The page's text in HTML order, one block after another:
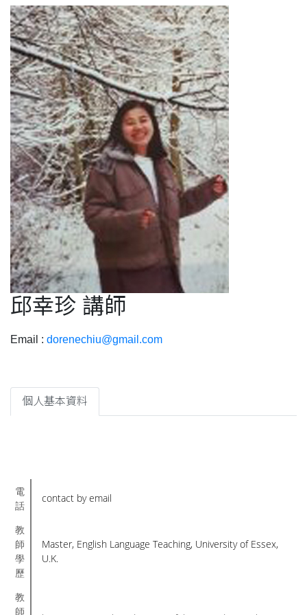
邱幸珍 講師
Email : dorenechiu@gmail.com
個人基本資料
電
話
contact by email
教
師
學
歷
Master, English Language Teaching, University of Essex,
U.K.
教
師